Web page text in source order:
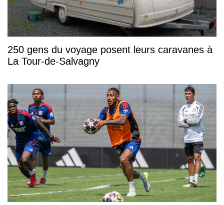
250 gens du voyage posent leurs caravanes à
La Tour-de-Salvagny